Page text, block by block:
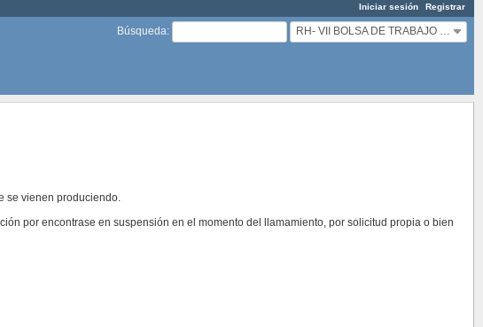
Iniciar sesión Registrar
Búsqueda: RH- VII BOLSA DE TRABAJO POLICÍA PORTUARIO(A)
se vienen produciendo.
por encontrase en suspensión en el momento del llamamiento, por solicitud propia o bien